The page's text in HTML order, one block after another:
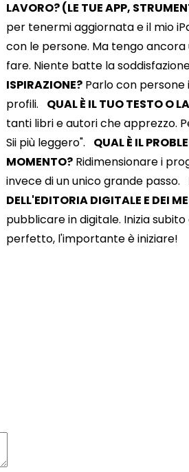
LAVORO? (LE TUE APP,
per tenermi aggiornata e il mio
con le persone. Ma tengo
fare. Niente batte la
ISPIRAZIONE? Parlo con
profili. QUAL È IL TUO TESTO O
tanti libri e autori che apprezzo.
Sii più leggero". QUAL È IL
MOMENTO? Ridimensionare i
invece di un unico grande passo.
DELL'EDITORIA DIGITALE E DEI
pubblicare in digitale. Inizia
perfetto, l'importante è iniziare!